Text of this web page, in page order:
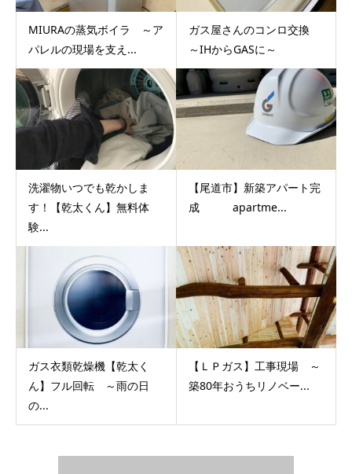
MIURAの蒸気ボイラ ～ア
パレルの現場を支え...
ガス屋さんのコンロ交換
～IHからGASに～
洗濯物いつでも乾かしま
す！【乾太くん】無料体
験...
【尾道市】新築アパート完
成 apartme...
ガス衣類乾燥機【乾太く
ん】フル回転 ～雨の日
の...
【ＬＰガス】工事現場 ～
築80年おうちリノベー...